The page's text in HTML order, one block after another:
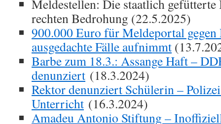
Meldestellen: Die staatlich
rechten Bedrohung (22.5.2025)
900.000 Euro für Meldeportal gegen
ausgedachte Fälle aufnimmt
Barbe zum 18.3.: Assange Haft –
denunziert (18.3.2024)
Rektor denunziert Schülerin –
Unterricht (16.3.2024)
Amadeu Antonio Stiftung –